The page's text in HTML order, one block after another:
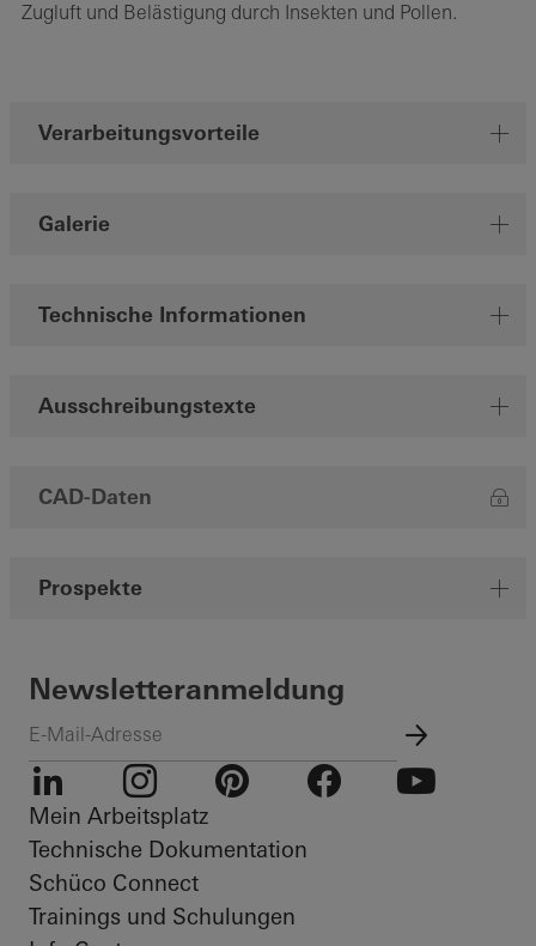
Zugluft und Belästigung durch Insekten und Pollen.
Verarbeitungsvorteile
Galerie
Technische Informationen
Ausschreibungstexte
CAD-Daten
Prospekte
Newsletteranmeldung
LinkedIn Instagram
Mein Arbeitsplatz
Technische Dokumentation
Schüco Connect
Trainings und Schulungen